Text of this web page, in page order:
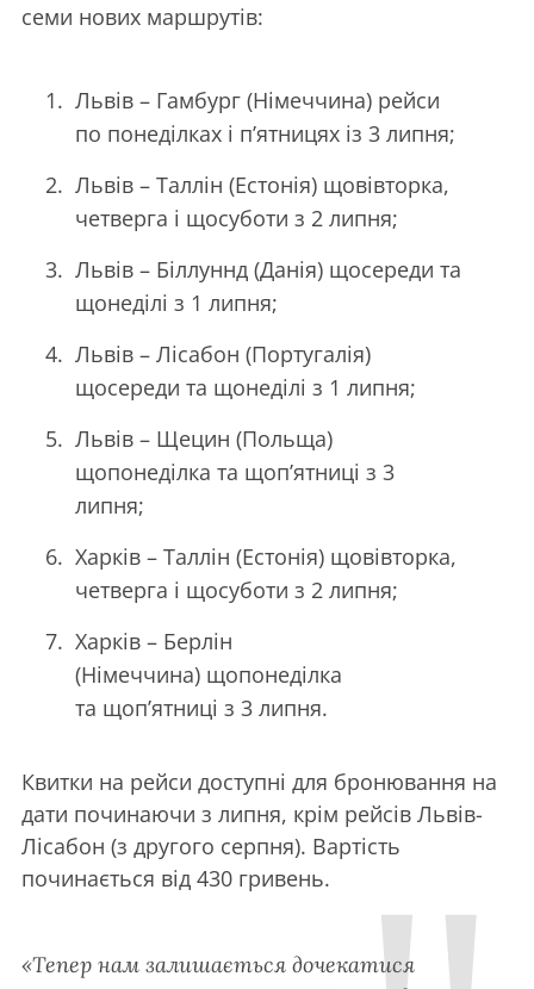
семи нових маршрутів:
Львів – Гамбург (Німеччина) рейси
по понеділках і п’ятницях із 3 липня;
Львів – Таллін (Естонія) щовівторка,
четверга і щосуботи з 2 липня;
Львів – Біллуннд (Данія) щосереди та
щонеділі з 1 липня;
Львів – Лісабон (Португалія)
щосереди та щонеділі з 1 липня;
Львів – Щецин (Польща)
щопонеділка та щоп’ятниці з 3
липня;
Харків – Таллін (Естонія) щовівторка,
четверга і щосуботи з 2 липня;
Харків – Берлін
(Німеччина) щопонеділка
та щоп’ятниці з 3 липня.
Квитки на рейси доступні для бронювання на
дати починаючи з липня, крім рейсів Львів-
Лісабон (з другого серпня). Вартість
починається від 430 гривень.
«Тепер нам залишається дочекатися